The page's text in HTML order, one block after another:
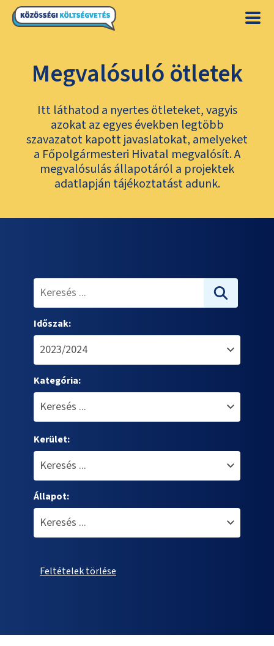
Megvalósuló ötletek
Itt láthatod a nyertes ötleteket, vagyis
azokat az egyes években legtöbb
szavazatot kapott javaslatokat, amelyeket
a Főpolgármesteri Hivatal megvalósít. A
megvalósulás állapotáról a projektek
adatlapján tájékoztatást adunk.
Időszak:
Kategória:
Kerület:
Állapot:
Feltételek törlése